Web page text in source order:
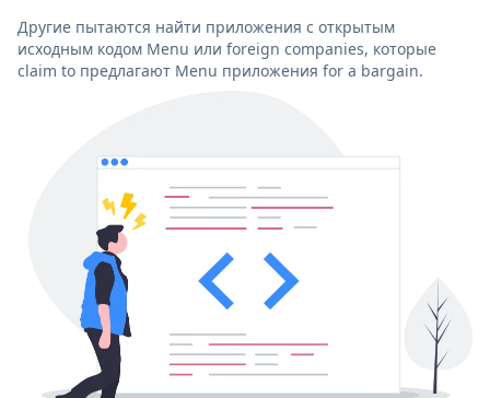
Другие пытаются найти приложения с открытым
исходным кодом Menu или foreign companies, которые
claim to предлагают Menu приложения for a bargain.